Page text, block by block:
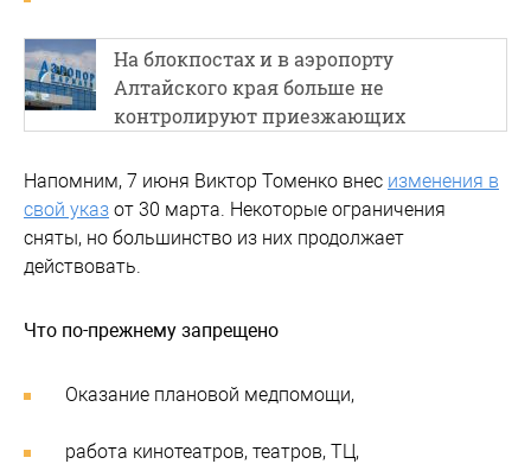
На блокпостах и в аэропорту
Алтайского края больше не
контролируют приезжающих
Напомним, 7 июня Виктор Томенко внес изменения в
свой указ от 30 марта. Некоторые ограничения
сняты, но большинство из них продолжает
действовать.
Что по-прежнему запрещено
Оказание плановой медпомощи,
работа кинотеатров, театров, ТЦ,